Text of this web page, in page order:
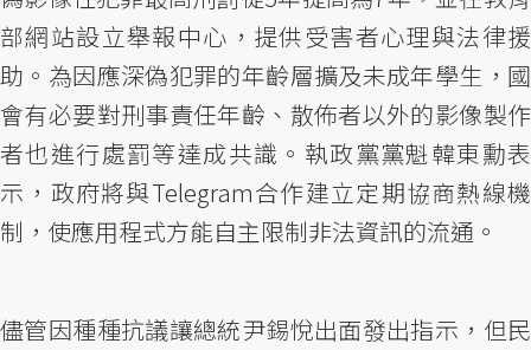
部網站設立舉報中心，提供受害者心理與法律援
助。為因應深偽犯罪的年齡層擴及未成年學生，國
會有必要對刑事責任年齡、散佈者以外的影像製作
者也進行處罰等達成共識。執政黨黨魁韓東勳表
示，政府將與Telegram合作建立定期協商熱線機
制，使應用程式方能自主限制非法資訊的流通。
儘管因種種抗議讓總統尹錫悅出面發出指示，但民